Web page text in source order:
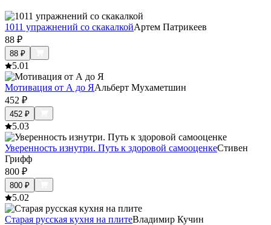
1011 упражнений со скакалкойАртем Патрикеев
88 ₽
88 ₽
5.01
Мотивация от А до ЯАльберт Мухаметшин
452 ₽
452 ₽
5.03
Уверенность изнутри. Путь к здоровой самооценкеСтивен
Грифф
800 ₽
800 ₽
5.02
Старая русская кухня на плитеВладимир Кучин